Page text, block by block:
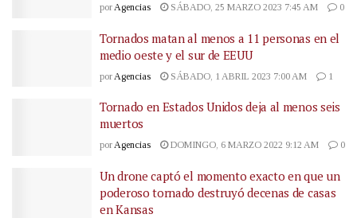
porAgencias SÁBADO, 25 MARZO 2023 7:45 AM 0
Tornados matan al menos a 11 personas en el
medio oeste y el sur de EEUU
por Agencias SÁBADO, 1 ABRIL 2023 7:00 AM 1
Tornado en Estados Unidos deja al menos seis
muertos
porAgencias DOMINGO, 6 MARZO 2022 9:12 AM 0
Un drone captó el momento exacto en que un
poderoso tornado destruyó decenas de casas
en Kansas